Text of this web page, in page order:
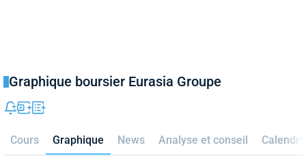
Graphique boursier Eurasia Groupe
Cours Graphique News Analyse et conseil